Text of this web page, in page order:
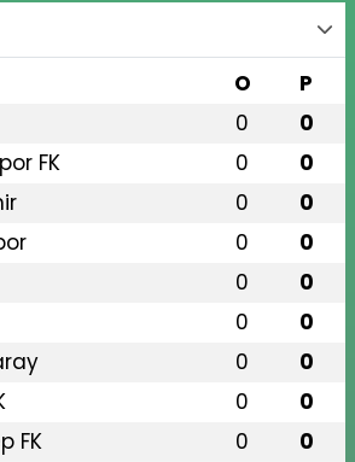
O P
0 0
FK 0 0
0 0
0 0
0 0
0 0
0 0
0 0
FK 0 0